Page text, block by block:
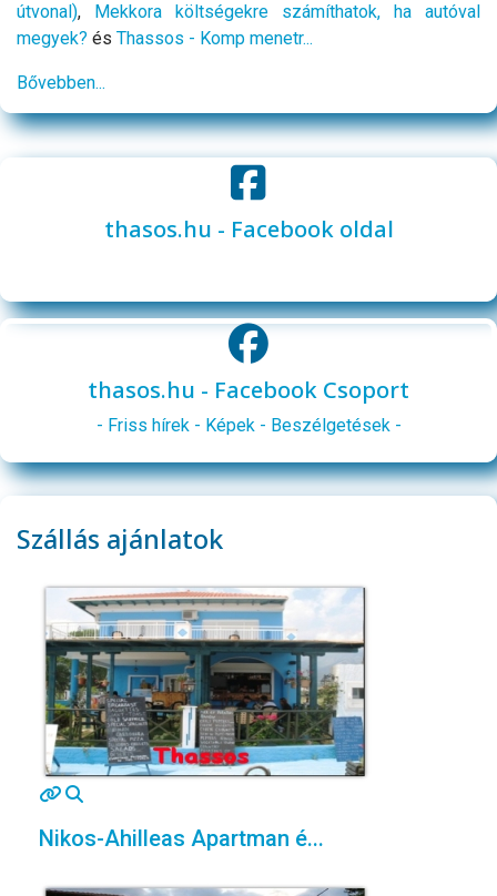
útvonal),
Mekkora költségekre számíthatok, ha autóval
megyek? és Thassos - Komp menetr...
Bővebben...
thasos.hu - Facebook oldal
thasos.hu - Facebook Csoport
- Friss hírek - Képek - Beszélgetések -
Szállás ajánlatok
MOD_JTCS_VIEW_ARTICLE_LINK
Nikos-Ahilleas Apartman é...